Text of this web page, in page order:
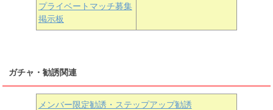
プライベートマッチ募集
掲示板
ガチャ・勧誘関連
メンバー限定勧誘・ステップアップ勧誘